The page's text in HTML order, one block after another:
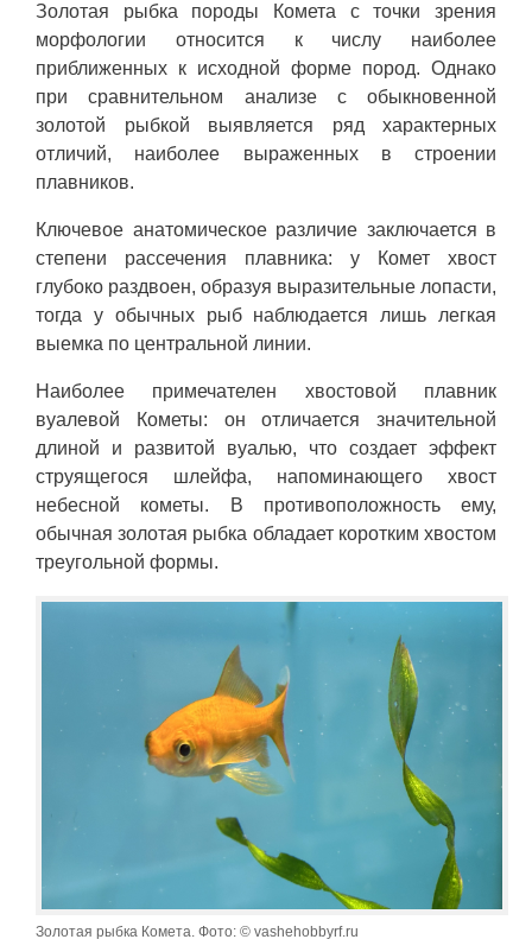
Золотая рыбка породы Комета с точки зрения
морфологии относится к числу наиболее
приближенных к исходной форме пород. Однако
при сравнительном анализе с обыкновенной
золотой рыбкой выявляется ряд характерных
отличий, наиболее выраженных в строении
плавников.
Ключевое анатомическое различие заключается в
степени рассечения плавника: у Комет хвост
глубоко раздвоен, образуя выразительные лопасти,
тогда у обычных рыб наблюдается лишь легкая
выемка по центральной линии.
Наиболее примечателен хвостовой плавник
вуалевой Кометы: он отличается значительной
длиной и развитой вуалью, что создает эффект
струящегося шлейфа, напоминающего хвост
небесной кометы. В противоположность ему,
обычная золотая рыбка обладает коротким хвостом
треугольной формы.
Золотая рыбка Комета. Фото: © vashehobbyrf.ru